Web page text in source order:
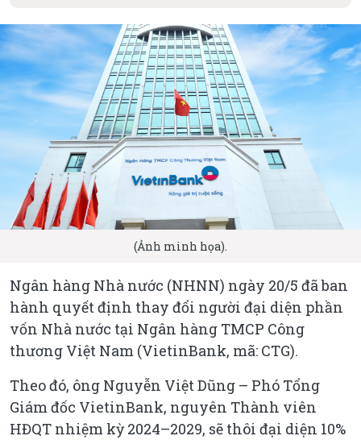
(Ảnh minh họa).
Ngân hàng Nhà nước (NHNN) ngày 20/5 đã ban
hành quyết định thay đổi người đại diện phần
vốn Nhà nước tại Ngân hàng TMCP Công
thương Việt Nam (VietinBank, mã: CTG).
Theo đó, ông Nguyễn Việt Dũng – Phó Tổng
Giám đốc VietinBank, nguyên Thành viên
HĐQT nhiệm kỳ 2024–2029, sẽ thôi đại diện 10%